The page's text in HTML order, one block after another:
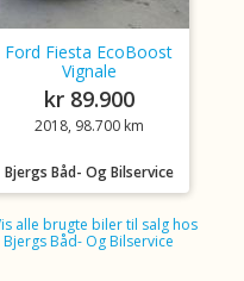
Ford Fiesta EcoBoost
Vignale
kr 89.900
2018, 98.700 km
Bjergs Båd- Og Bilservice
alle brugte biler til salg hos
Bjergs Båd- Og Bilservice